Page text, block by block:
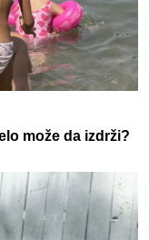
može da izdrži?